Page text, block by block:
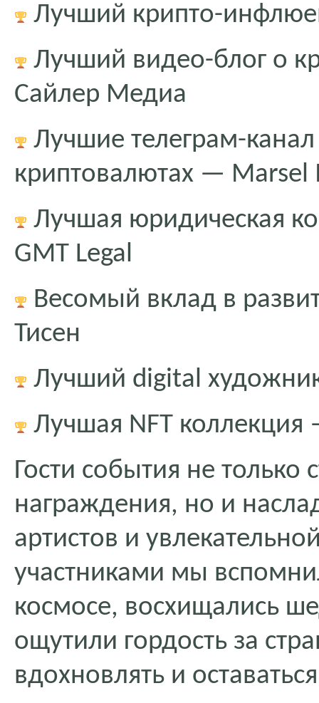
Лучший крипто-
Лучший видео-блог о
Сайлер Медиа
Лучшие телеграм-
криптовалютах — Marsel
Лучшая юридическая
GMT Legal
Весомый вклад в
Тисен
Лучший digital
Лучшая NFT коллекция
Гости события не только
награждения, но и
артистов и
участниками мы
космосе, восхищались
ощутили гордость за
вдохновлять и